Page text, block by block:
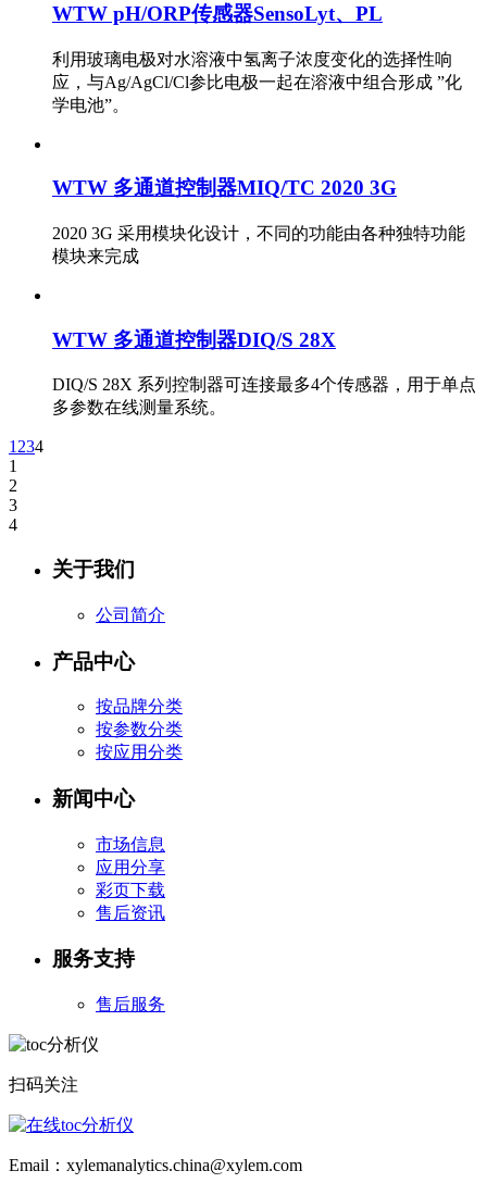
WTW pH/ORP传感器SensoLyt、PL
利用玻璃电极对水溶液中氢离子浓度变化的选择性响
应，与Ag/AgCl/Cl参比电极一起在溶液中组合形成 ”化
学电池”。
WTW 多通道控制器MIQ/TC 2020 3G
2020 3G 采用模块化设计，不同的功能由各种独特功能
模块来完成
WTW 多通道控制器DIQ/S 28X
DIQ/S 28X 系列控制器可连接最多4个传感器，用于单点
多参数在线测量系统。
1234
1
2
3
4
关于我们
公司简介
产品中心
按品牌分类
按参数分类
按应用分类
新闻中心
市场信息
应用分享
彩页下载
售后资讯
服务支持
售后服务
扫码关注
Email：xylemanalytics.china@xylem.com